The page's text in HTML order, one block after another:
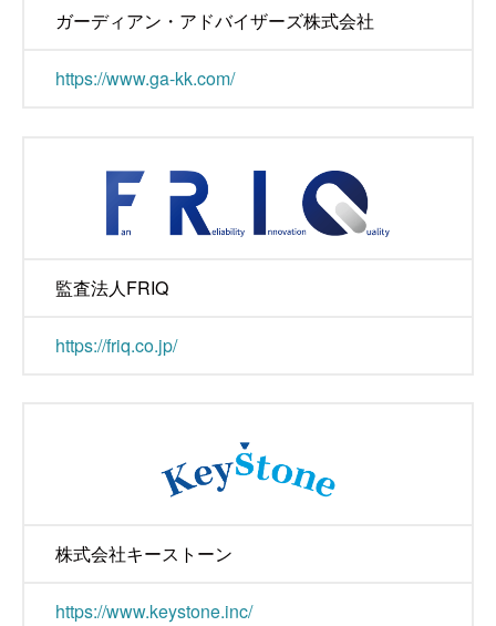
ガーディアン・アドバイザーズ株式会社
https://www.ga-kk.com/
監査法人FRIQ
https://friq.co.jp/
株式会社キーストーン
https://www.keystone.inc/